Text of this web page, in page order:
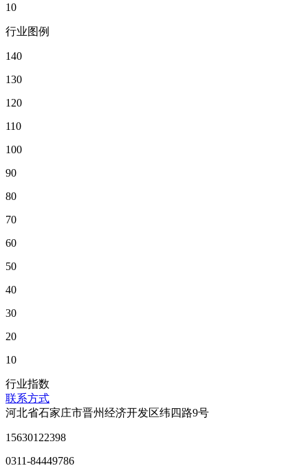
10
行业图例
140
130
120
110
100
90
80
70
60
50
40
30
20
10
行业指数
联系方式
河北省石家庄市晋州经济开发区纬四路9号
15630122398
0311-84449786